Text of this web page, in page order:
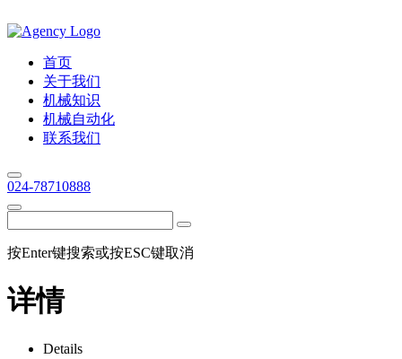
首页
关于我们
机械知识
机械自动化
联系我们
024-78710888
按Enter键搜索或按ESC键取消
详情
Details